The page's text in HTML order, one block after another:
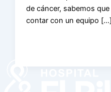
de cáncer, sabemos
contar con un equipo […]